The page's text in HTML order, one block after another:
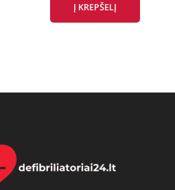
Į KREPŠELĮ